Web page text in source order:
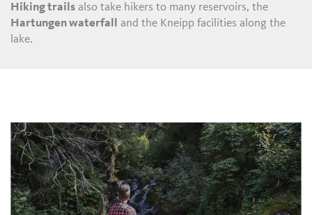
Hiking trails also take hikers to many reservoirs, the
Hartungen waterfall
and the Kneipp facilities along the
lake.